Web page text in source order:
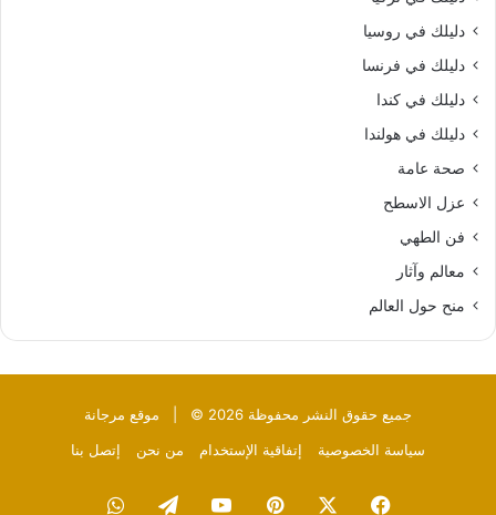
دليلك في روسيا
دليلك في فرنسا
دليلك في كندا
دليلك في هولندا
صحة عامة
عزل الاسطح
فن الطهي
معالم وآثار
منح حول العالم
جميع حقوق النشر محفوظة 2026 © |
موقع مرجانة
سياسة الخصوصية
إتفاقية الإستخدام من نحن إتصل بنا
فيسبوك بينتيريست‫YouTubeتيلقرام